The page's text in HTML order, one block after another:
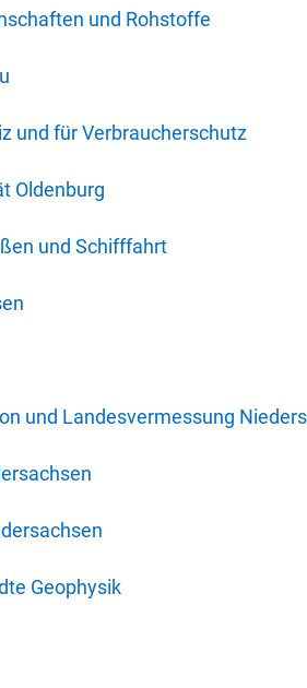
und Rohstoffe
und für Verbraucherschutz
Oldenburg
und Schifffahrt
und Landesvermessung
Geophysik